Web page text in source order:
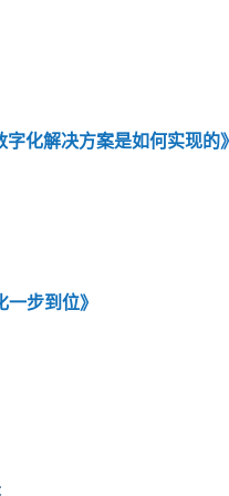
字化解决方案是如何实现的
步到位》